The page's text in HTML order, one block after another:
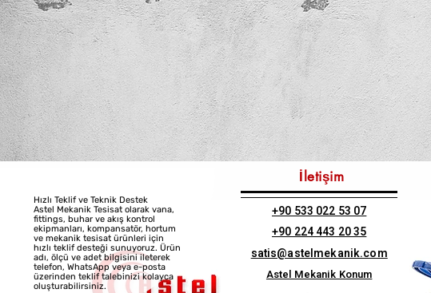
Hızlı Teklif ve Teknik Destek
Astel Mekanik Tesisat olarak vana,
fittings, buhar ve akış kontrol
ekipmanları, kompansatör, hortum
ve mekanik tesisat ürünleri için
hızlı teklif desteği sunuyoruz. Ürün
adı, ölçü ve adet bilgisini ileterek
telefon, WhatsApp veya e-posta
üzerinden teklif talebinizi kolayca
oluşturabilirsiniz.
İletişim
+90 533 022 53 07
+90 224 443 20 35
satis@astelmekanik.com
Astel Mekanik Konum